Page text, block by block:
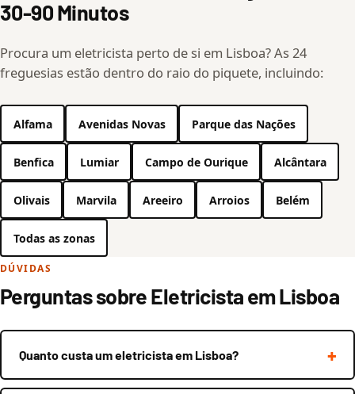
30-90 Minutos
Procura um eletricista perto de si em Lisboa? As 24
freguesias estão dentro do raio do piquete, incluindo:
Alfama Avenidas Novas Parque das Nações
Benfica Lumiar Campo de Ourique Alcântara
Olivais Marvila Areeiro Arroios Belém
Todas as zonas
DÚVIDAS
Perguntas sobre Eletricista em Lisboa
Quanto custa um eletricista em Lisboa?